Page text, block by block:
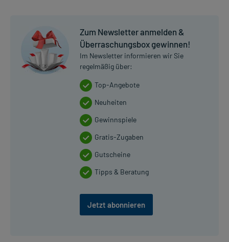
Zum Newsletter anmelden &
Überraschungsbox gewinnen!
Im Newsletter informieren wir Sie
regelmäßig über:
Top-Angebote
Neuheiten
Gewinnspiele
Gratis-Zugaben
Gutscheine
Tipps & Beratung
Jetzt abonnieren